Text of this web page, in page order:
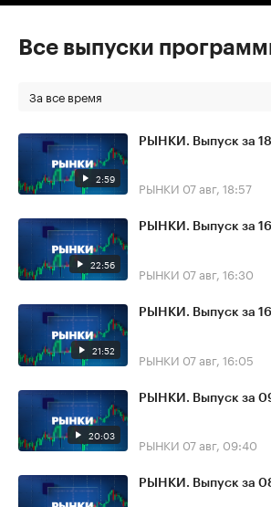
Все выпуски
За все время
2:59
РЫНКИ. Выпуск за
РЫНКИ 07 авг, 18:57
22:56
РЫНКИ. Выпуск за
РЫНКИ 07 авг, 16:30
21:52
РЫНКИ. Выпуск за
РЫНКИ 07 авг, 16:05
20:03
РЫНКИ. Выпуск за
РЫНКИ 07 авг, 09:40
РЫНКИ. Выпуск за